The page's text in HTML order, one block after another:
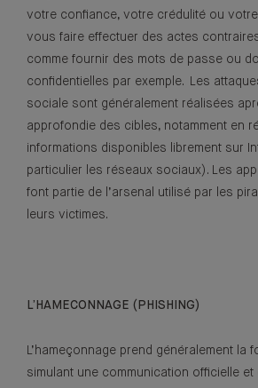
votre confiance, votre crédulité ou
vous faire effectuer des actes
comme fournir des mots de passe ou
confidentielles par exemple. Les
sociale sont généralement réalisées
approfondie des cibles, notamment en
informations disponibles librement sur
particulier les réseaux sociaux). Les
font partie de l’arsenal utilisé par les
leurs victimes.
L’HAMECONNAGE (PHISHING)
L’hameçonnage prend généralement la
simulant une communication officielle et